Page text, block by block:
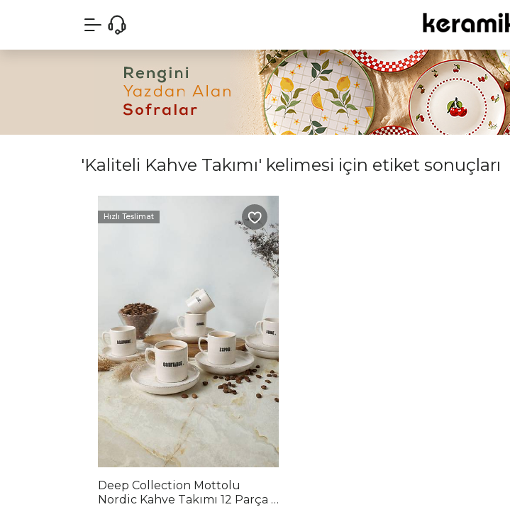
'Kaliteli Kahve Takımı' kelimesi için etiket sonuçları
Hızlı Teslimat
Deep Collection Mottolu
Nordic Kahve Takımı 12 Parça 6